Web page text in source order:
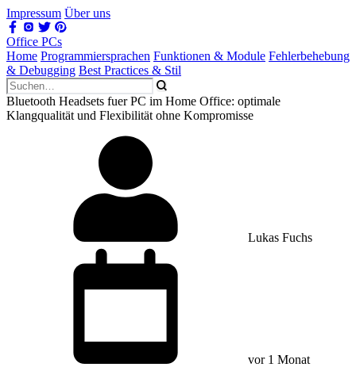
Impressum Über uns
Office PCs
Home Programmiersprachen Funktionen & Module Fehlerbehebung
& Debugging Best Practices & Stil
Bluetooth Headsets fuer PC im Home Office: optimale
Klangqualität und Flexibilität ohne Kompromisse
Lukas Fuchs
vor 1 Monat